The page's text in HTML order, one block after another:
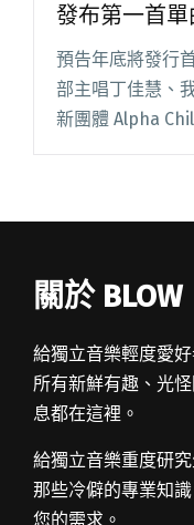
發布第一首單
預告年底將發行
部主唱丁佳慧、
新團體 Alpha
作品〈Folding愛
關於 BLOW
給獨立音樂輕度愛好
所有新鮮有趣、光
息都在這裡。
給獨立音樂重度研究
那些冷僻的專業知
您的需求。